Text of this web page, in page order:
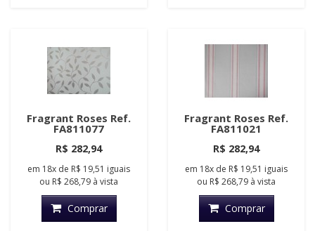
Fragrant Roses Ref.
FA811077
R$ 282,94
em 18x de R$ 19,51 iguais
ou R$ 268,79 à vista
Comprar
Fragrant Roses Ref.
FA811021
R$ 282,94
em 18x de R$ 19,51 iguais
ou R$ 268,79 à vista
Comprar